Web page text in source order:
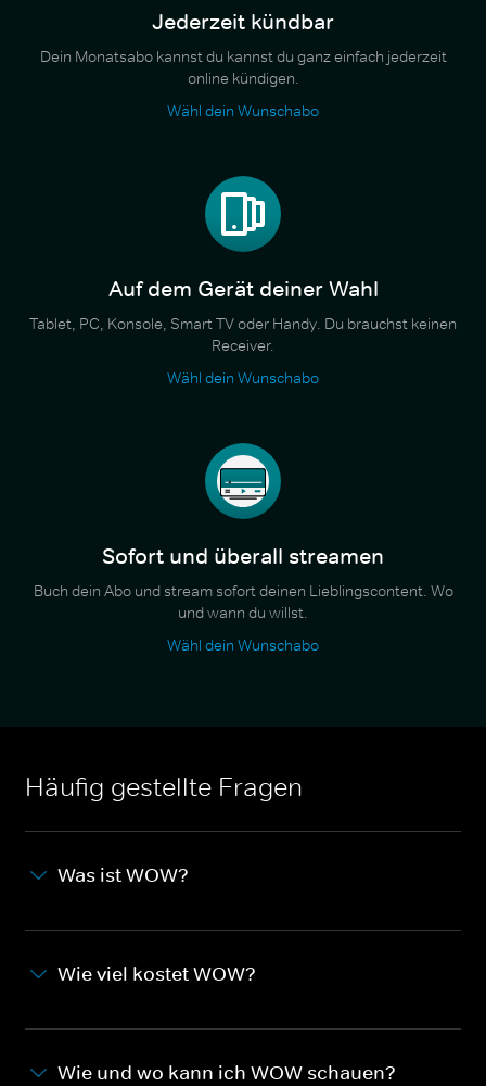
Jederzeit kündbar
Dein Monatsabo kannst du kannst du ganz einfach jederzeit
online kündigen.
Wähl dein Wunschabo
Auf dem Gerät deiner Wahl
Tablet, PC, Konsole, Smart TV oder Handy. Du brauchst keinen
Receiver.
Wähl dein Wunschabo
Sofort und überall streamen
Buch dein Abo und stream sofort deinen Lieblingscontent. Wo
und wann du willst.
Wähl dein Wunschabo
Häufig gestellte Fragen
Was ist WOW?
Wie viel kostet WOW?
Wie und wo kann ich WOW schauen?